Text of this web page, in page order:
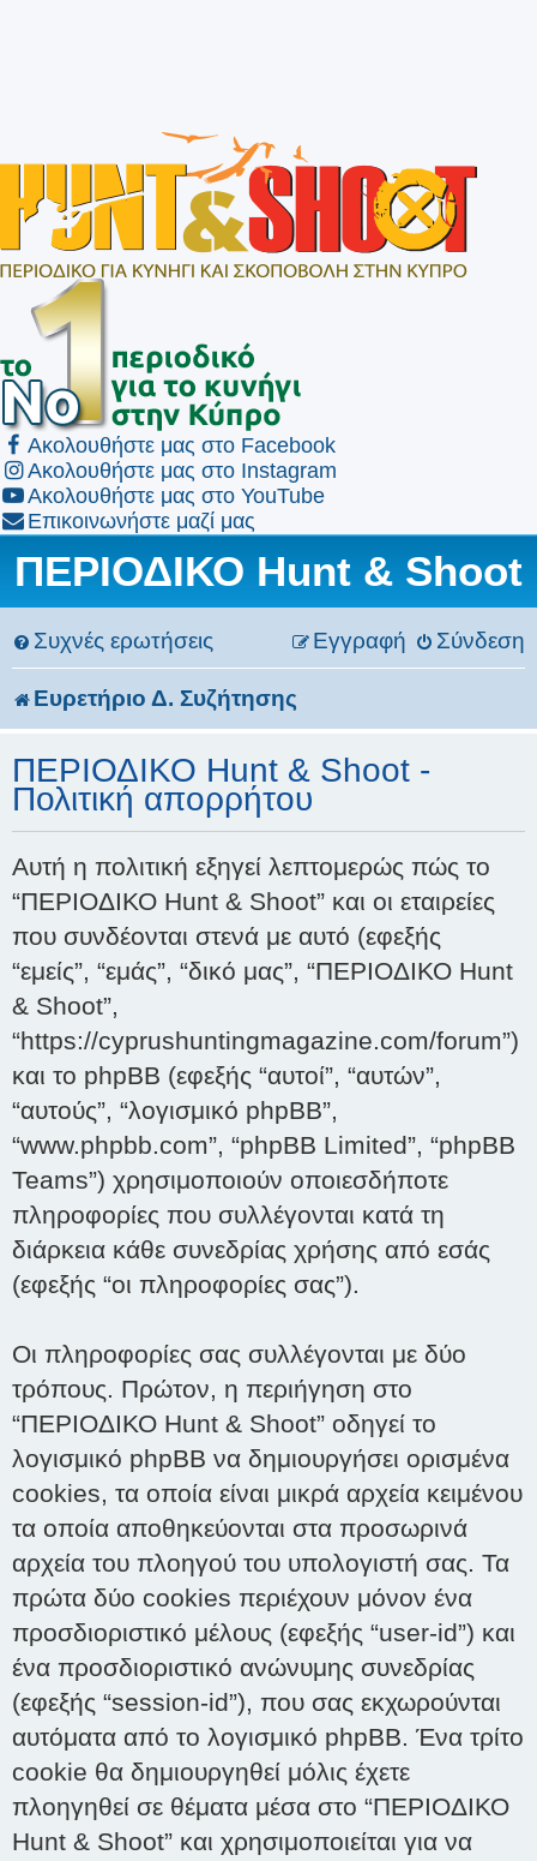
Ακολουθήστε μας στο Facebook
Ακολουθήστε μας στο Instagram
Ακολουθήστε μας στο YouTube
Επικοινωνήστε μαζί μας
ΠΕΡΙΟΔΙΚΟ Hunt & Shoot
Συχνές ερωτήσεις Σύνδεση
Εγγραφή
Ευρετήριο Δ. Συζήτησης
ΠΕΡΙΟΔΙΚΟ Hunt & Shoot -
Πολιτική απορρήτου
Αυτή η πολιτική εξηγεί λεπτομερώς πώς το
“ΠΕΡΙΟΔΙΚΟ Hunt & Shoot” και οι εταιρείες
που συνδέονται στενά με αυτό (εφεξής
“εμείς”, “εμάς”, “δικό μας”, “ΠΕΡΙΟΔΙΚΟ Hunt
& Shoot”,
“https://cyprushuntingmagazine.com/forum”)
και το phpBB (εφεξής “αυτοί”, “αυτών”,
“αυτούς”, “λογισμικό phpBB”,
“www.phpbb.com”, “phpBB Limited”, “phpBB
Teams”) χρησιμοποιούν οποιεσδήποτε
πληροφορίες που συλλέγονται κατά τη
διάρκεια κάθε συνεδρίας χρήσης από εσάς
(εφεξής “οι πληροφορίες σας”).
Οι πληροφορίες σας συλλέγονται με δύο
τρόπους. Πρώτον, η περιήγηση στο
“ΠΕΡΙΟΔΙΚΟ Hunt & Shoot” οδηγεί το
λογισμικό phpBB να δημιουργήσει ορισμένα
cookies, τα οποία είναι μικρά αρχεία κειμένου
τα οποία αποθηκεύονται στα προσωρινά
αρχεία του πλοηγού του υπολογιστή σας. Τα
πρώτα δύο cookies περιέχουν μόνον ένα
προσδιοριστικό μέλους (εφεξής “user-id”) και
ένα προσδιοριστικό ανώνυμης συνεδρίας
(εφεξής “session-id”), που σας εκχωρούνται
αυτόματα από το λογισμικό phpBB. Ένα τρίτο
cookie θα δημιουργηθεί μόλις έχετε
πλοηγηθεί σε θέματα μέσα στο “ΠΕΡΙΟΔΙΚΟ
Hunt & Shoot” και χρησιμοποιείται για να